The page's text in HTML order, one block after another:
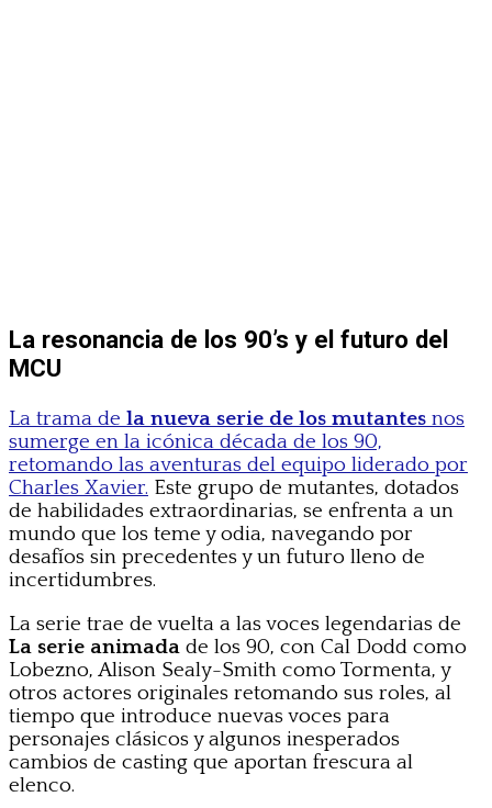
La resonancia de los 90’s y el futuro del
MCU
La trama de la nueva serie de los mutantes nos
sumerge en la icónica década de los 90,
retomando las aventuras del equipo liderado por
Charles Xavier. Este grupo de mutantes, dotados
de habilidades extraordinarias, se enfrenta a un
mundo que los teme y odia, navegando por
desafíos sin precedentes y un futuro lleno de
incertidumbres.
La serie trae de vuelta a las voces legendarias de
La serie animada de los 90, con Cal Dodd como
Lobezno, Alison Sealy-Smith como Tormenta, y
otros actores originales retomando sus roles, al
tiempo que introduce nuevas voces para
personajes clásicos y algunos inesperados
cambios de casting que aportan frescura al
elenco.